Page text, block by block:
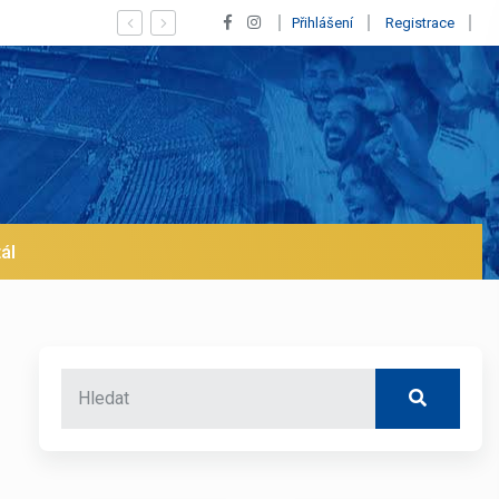
Vypískaný Vinícius! Blíží se jeho odchod z
Přihlášení Registrace